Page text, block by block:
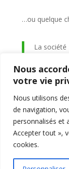
Nous
votre vie
Nous utilisons
de navigation,
personnalisés et
Accepter tout »,
cookies.
…ou quelque
La société
de qualité
sortes de
En tant que
de bordpour